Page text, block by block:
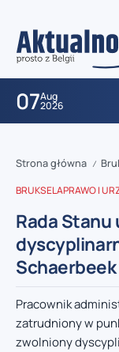
07Aug
2026
Strona główna /
BRUKSELAPRAWO I
Rada
Schaerbeek
Pracownik
zatrudniony w
zwolniony